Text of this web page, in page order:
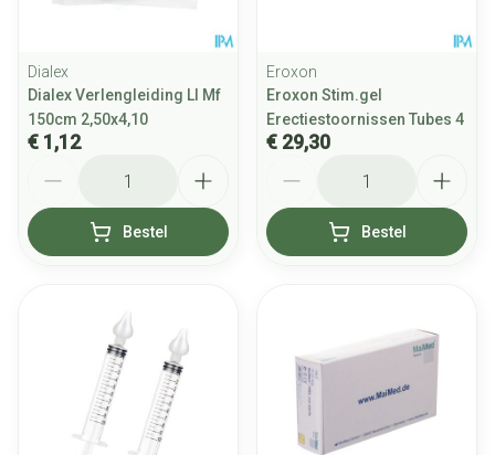
Dialex
Dialex Verlengleiding Ll Mf
150cm 2,50x4,10
€ 1,12
Bestel
Eroxon
Eroxon Stim.gel
Erectiestoornissen Tubes 4
€ 29,30
Bestel